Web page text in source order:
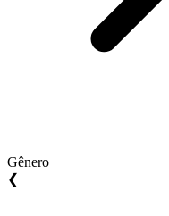
Gênero
❮